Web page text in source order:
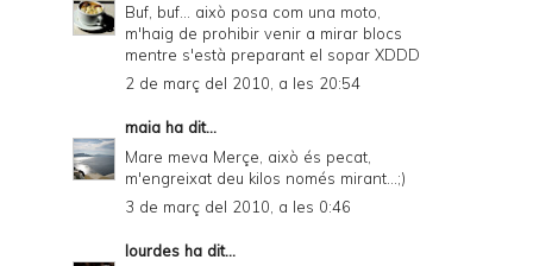
Buf, buf... això posa com una moto,
m'haig de prohibir venir a mirar blocs
mentre s'està preparant el sopar XDDD
2 de març del 2010, a les 20:54
maia ha dit...
Mare meva Merçe, això és pecat,
m'engreixat deu kilos només mirant...;)
3 de març del 2010, a les 0:46
lourdes ha dit...